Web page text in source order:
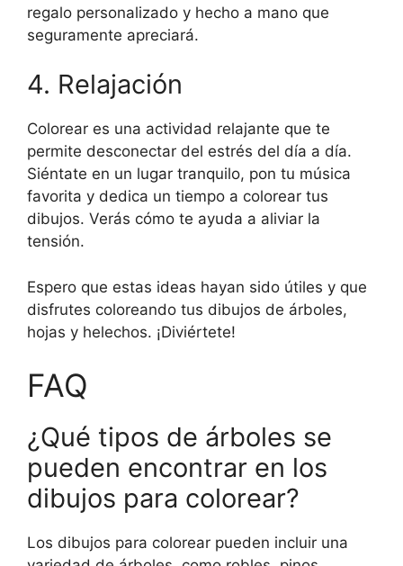
regalo personalizado y hecho a mano que
seguramente apreciará.
4. Relajación
Colorear es una actividad relajante que te
permite desconectar del estrés del día a día.
Siéntate en un lugar tranquilo, pon tu música
favorita y dedica un tiempo a colorear tus
dibujos. Verás cómo te ayuda a aliviar la
tensión.
Espero que estas ideas hayan sido útiles y que
disfrutes coloreando tus dibujos de árboles,
hojas y helechos. ¡Diviértete!
FAQ
¿Qué tipos de árboles se
pueden encontrar en los
dibujos para colorear?
Los dibujos para colorear pueden incluir una